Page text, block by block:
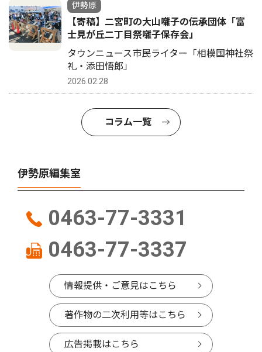
伊勢原
【寄稿】二宮町の大山囃子の伝承団体「富
士見が丘二丁目祭囃子保存会」
タウンニュース市民ライター「相模国神社祭
礼・添田悟郎」
2026.02.28
コラム一覧
伊勢原編集室
0463-77-3331
0463-77-3337
情報提供・ご意見はこちら
著作物の二次利用等はこちら
広告掲載はこちら